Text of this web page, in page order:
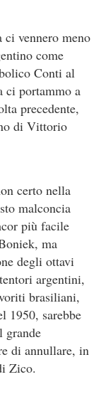
ci vennero meno
come
Conti al
ci portammo a
precedente,
di Vittorio
certo nella
malconcia
più facile
ma
degli ottavi
argentini,
brasiliani,
1950, sarebbe
grande
di annullare, in
Zico.